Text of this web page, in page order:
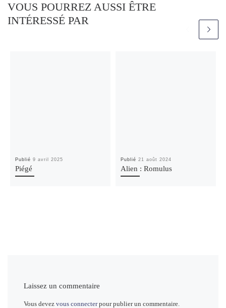
VOUS POURREZ AUSSI ÊTRE
INTÉRESSÉ PAR
Publié9 avril 2025
Piégé
Publié21 août 2024
Alien : Romulus
Laissez un commentaire
Vous devezvous connecterpour publier un commentaire.